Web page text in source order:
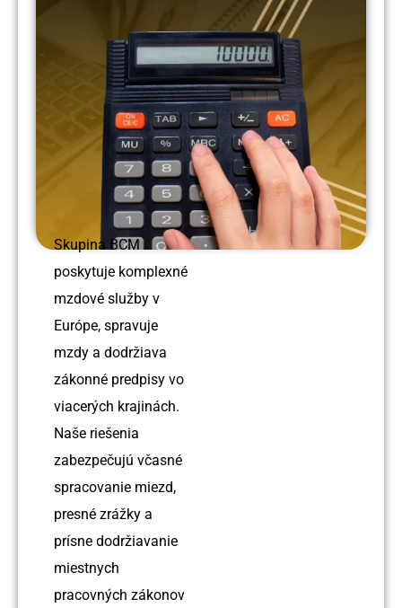
Skupina BCM
poskytuje komplexné
mzdové služby v
Európe, spravuje
mzdy a dodržiava
zákonné predpisy vo
viacerých krajinách.
Naše riešenia
zabezpečujú včasné
spracovanie miezd,
presné zrážky a
prísne dodržiavanie
miestnych
pracovných zákonov